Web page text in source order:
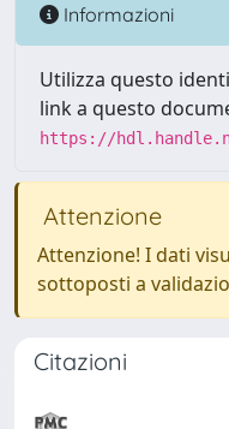
Informazioni
Utilizza questo
link a questo
https://
Attenzione
Attenzione! I dati
sottoposti a
Citazioni